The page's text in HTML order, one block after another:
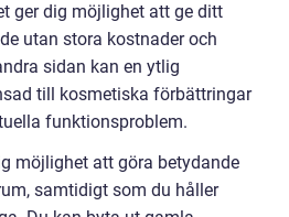
ger dig möjlighet att ge ditt
utan stora kostnader och
sidan kan en ytlig
till kosmetiska förbättringar
funktionsproblem.
möjlighet att göra betydande
samtidigt som du håller